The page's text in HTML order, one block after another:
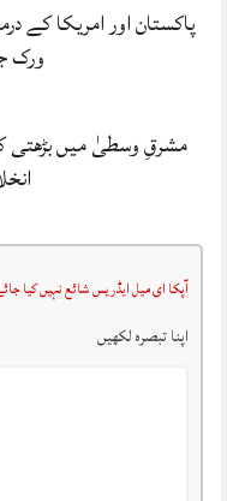
پاکستان اور امریکا کے
ورک
مشرقِ وسطیٰ میں بڑھتی
آپکا ای میل ایڈریس شائع نہیں کیا
اپنا تبصرہ لکھیں